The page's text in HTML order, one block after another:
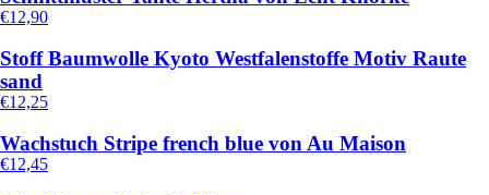
€12,90
Stoff Baumwolle Kyoto Westfalenstoffe Motiv Raute
sand
€12,25
Wachstuch Stripe french blue von Au Maison
€12,45